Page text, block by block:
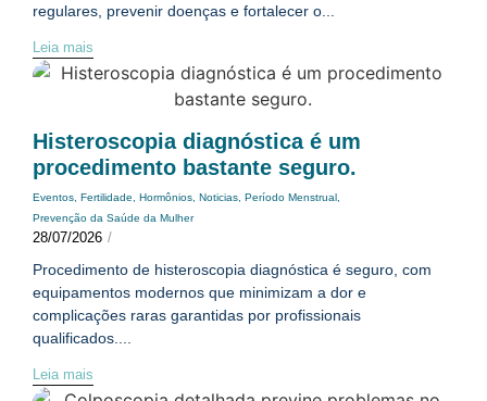
regulares, prevenir doenças e fortalecer o...
Leia mais
Histeroscopia diagnóstica é um
procedimento bastante seguro.
Eventos Fertilidade Hormônios Noticias Período Menstrual
Prevenção da Saúde da Mulher
28/07/2026 /
Procedimento de histeroscopia diagnóstica é seguro, com
equipamentos modernos que minimizam a dor e
complicações raras garantidas por profissionais
qualificados....
Leia mais